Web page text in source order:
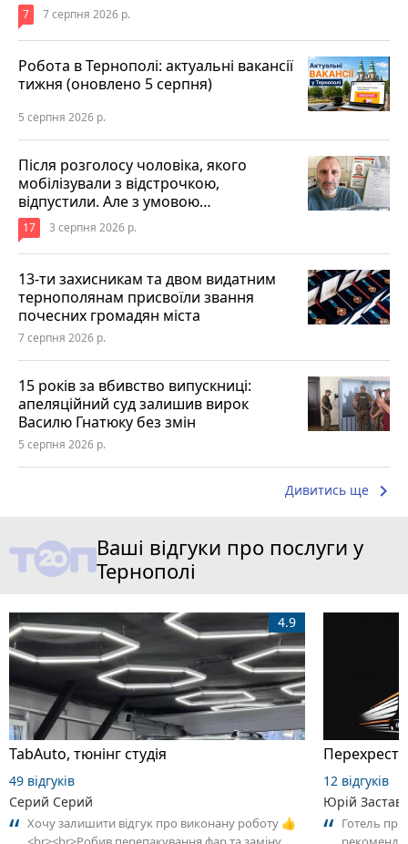
7 7 серпня 2026 р.
Робота в Тернополі: актуальні вакансії
тижня (оновлено 5 серпня)
5 серпня 2026 р.
Після розголосу чоловіка, якого
мобілізували з відстрочкою,
відпустили. Але з умовою…
17 3 серпня 2026 р.
13-ти захисникам та двом видатним
тернополянам присвоїли звання
почесних громадян міста
7 серпня 2026 р.
15 років за вбивство випускниці:
апеляційний суд залишив вирок
Василю Гнатюку без змін
5 серпня 2026 р.
Дивитись ще keyboard_arrow_right
Ваші відгуки про послуги у
Тернополі
TabAuto, тюнінг студія
4.9
49 відгуків
Серий Серий
Хочу залишити відгук про виконану роботу 👍
12 відгуків
Юрій
Готель